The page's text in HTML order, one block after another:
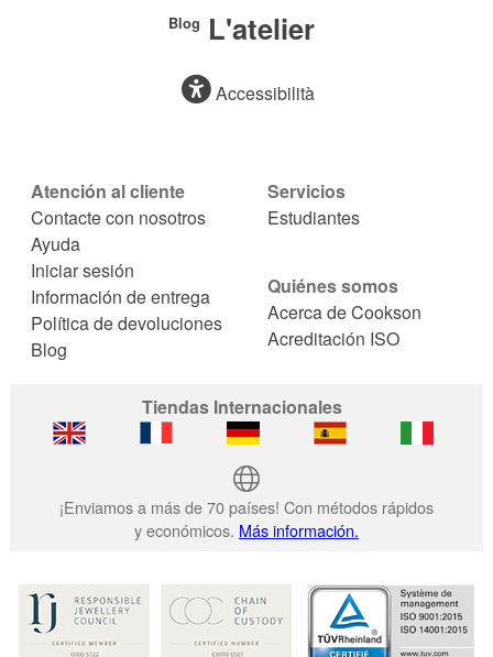
Blog L'atelier
Accessibilità
Atención al cliente
Contacte con nosotros
Ayuda
Iniciar sesión
Información de entrega
Política de devoluciones
Blog
Servicios
Estudiantes
Quiénes somos
Acerca de Cookson
Acreditación ISO
Tiendas Internacionales
¡Enviamos a más de 70 países! Con métodos rápidos
y económicos. Más información.